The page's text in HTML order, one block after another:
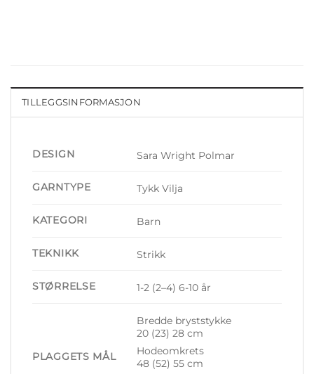
TILLEGGSINFORMASJON
DESIGN Sara Wright Polmar
GARNTYPE Tykk Vilja
KATEGORI Barn
TEKNIKK Strikk
STØRRELSE 1-2 (2–4) 6-10 år
PLAGGETS MÅL
Bredde bryststykke
20 (23) 28 cm
Hodeomkrets
48 (52) 55 cm